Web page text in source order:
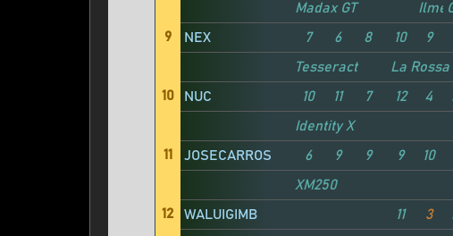
Madax GT
9
NEX 7 6 8 10 9
Tesseract La Rossa
10
NUC 10 11 7 12 4
Identity X
11
JOSECARROS 6 9 9 9 10
XM250
12
WALUIGIMB 11 3